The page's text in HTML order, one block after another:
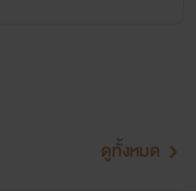
ดูทั้งหมด